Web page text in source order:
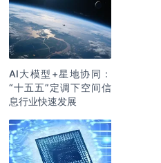
AI大模型+星地协同：
“十五五”定调下空间信
息行业快速发展